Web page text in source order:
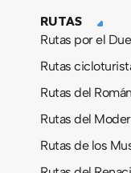
RUTAS
Rutas por el
Rutas
Rutas del
Rutas del
Rutas de los